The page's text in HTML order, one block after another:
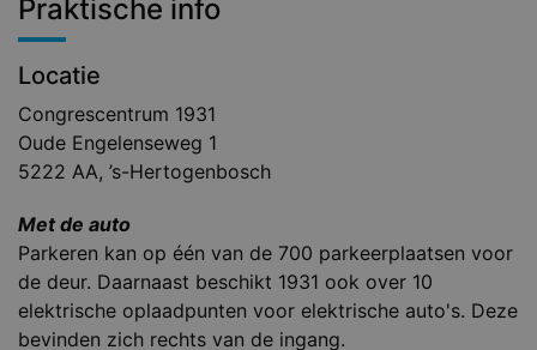
Praktische info
Locatie
Congrescentrum 1931
Oude Engelenseweg 1
5222 AA, ’s-Hertogenbosch
Met de auto
Parkeren kan op één van de 700 parkeerplaatsen voor
de deur. Daarnaast beschikt 1931 ook over 10
elektrische oplaadpunten voor elektrische auto's. Deze
bevinden zich rechts van de ingang.